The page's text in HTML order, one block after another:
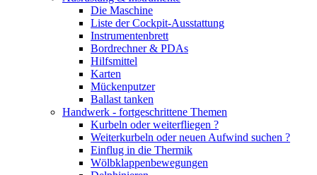
Die Maschine
Liste der Cockpit-Ausstattung
Instrumentenbrett
Bordrechner & PDAs
Hilfsmittel
Karten
Mückenputzer
Ballast tanken
Handwerk - fortgeschrittene Themen
Kurbeln oder weiterfliegen ?
Weiterkurbeln oder neuen Aufwind suchen ?
Einflug in die Thermik
Wölbklappenbewegungen